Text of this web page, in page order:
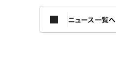
ニュース一覧へ